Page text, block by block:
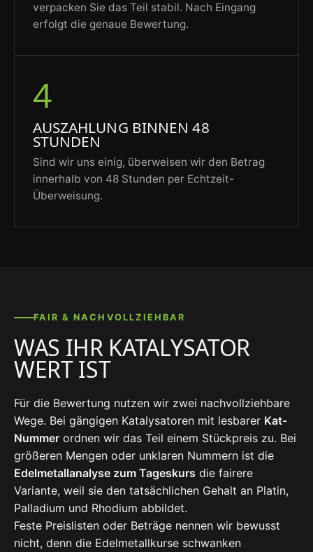
verpacken Sie das Teil stabil. Nach Eingang
erfolgt die genaue Bewertung.
4
AUSZAHLUNG BINNEN 48
STUNDEN
Sind wir uns einig, überweisen wir den Betrag
innerhalb von 48 Stunden per Echtzeit-
Überweisung.
FAIR & NACHVOLLZIEHBAR
WAS IHR KATALYSATOR
WERT IST
Für die Bewertung nutzen wir zwei nachvollziehbare
Wege. Bei gängigen Katalysatoren mit lesbarer Kat-
Nummer ordnen wir das Teil einem Stückpreis zu. Bei
größeren Mengen oder unklaren Nummern ist die
Edelmetallanalyse zum Tageskurs die fairere
Variante, weil sie den tatsächlichen Gehalt an Platin,
Palladium und Rhodium abbildet.
Feste Preislisten oder Beträge nennen wir bewusst
nicht, denn die Edelmetallkurse schwanken